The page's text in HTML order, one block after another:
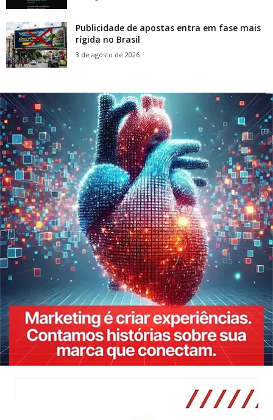
Publicidade de apostas entra em fase mais
rígida no Brasil
3 de agosto de 2026